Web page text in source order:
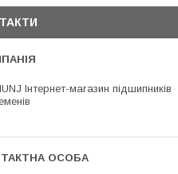
Інтернет-магазин підшипників